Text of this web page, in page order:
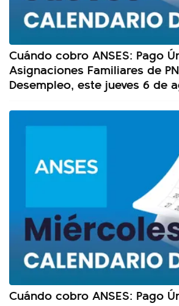
Cuándo cobro ANSES: Pago
Asignaciones Familiares de
Desempleo, este jueves 6 de
Cuándo cobro ANSES: Pago